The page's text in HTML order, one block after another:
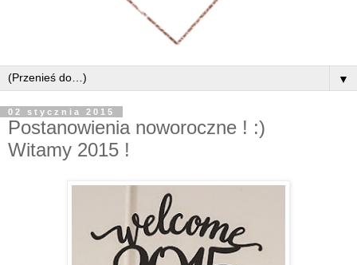
▼
02 stycznia 2015
Postanowienia noworoczne ! :)
Witamy 2015 !